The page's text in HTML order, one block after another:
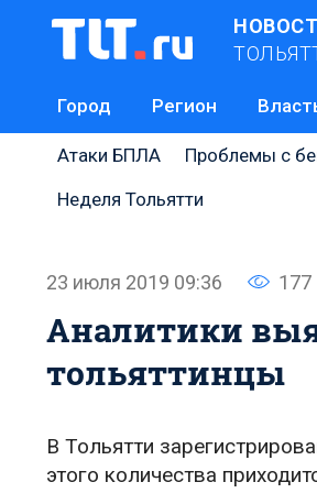
Город Регион
Атаки БПЛА Проблемы с
Неделя Тольятти
23 июля 2019 09:36 177
Аналитики
тольяттинцы
В Тольятти
этого количества